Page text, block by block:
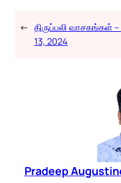
← திருப்பலி வாசகங்கள்
13, 2024
Pradeep